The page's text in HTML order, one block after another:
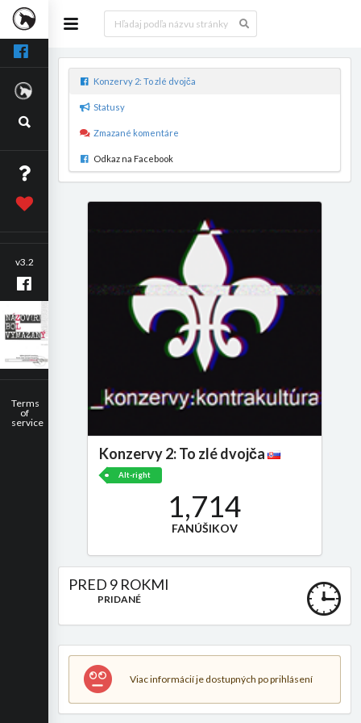
v3.2
Terms
of
service
Konzervy 2: To zlé dvojča
Statusy
Zmazané komentáre
Odkaz na Facebook
Konzervy 2: To zlé dvojča
Alt-right
1,714
FANÚŠIKOV
PRED 9 ROKMI
PRIDANÉ
Viac informácií je dostupných po prihlásení